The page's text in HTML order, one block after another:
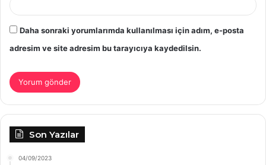
Daha sonraki yorumlarımda kullanılması için adım, e-posta
adresim ve site adresim bu tarayıcıya kaydedilsin.
Son Yazılar
04/09/2023